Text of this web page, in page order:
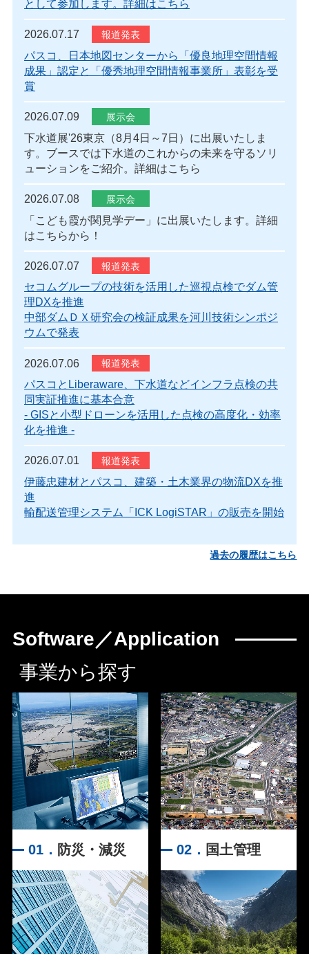
として参加します。詳細はこちら
2026.07.17
パスコ、日本地図センターから「優良地理空間情報
成果」認定と「優秀地理空間情報事業所」表彰を受
賞
2026.07.09
下水道展'26東京（8月4日～7日）に出展いたしま
す。ブースでは下水道のこれからの未来を守るソリ
ューションをご紹介。詳細はこちら
2026.07.08
「こども霞が関見学デー」に出展いたします。詳細
はこちらから！
2026.07.07
セコムグループの技術を活用した巡視点検でダム管
理DXを推進
中部ダムＤＸ研究会の検証成果を河川技術シンポジ
ウムで発表
2026.07.06
パスコとLiberaware、下水道などインフラ点検の共
同実証推進に基本合意
- GISと小型ドローンを活用した点検の高度化・効率
化を推進 -
2026.07.01
伊藤忠建材とパスコ、建築・土木業界の物流DXを推
進
輸配送管理システム「ICK LogiSTAR」の販売を開始
過去の履歴はこちら
Software／Application
事業から探す
01． 防災・減災 02． 国土管理